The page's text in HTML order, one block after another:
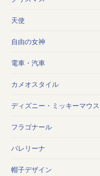
天使
自由の女神
電車・汽車
カメオスタイル
ディズニー・ミッキーマウス
フラゴナール
バレリーナ
帽子デザイン